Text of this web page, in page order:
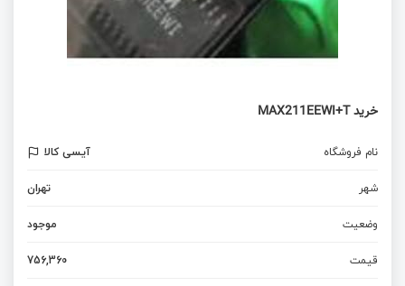
خرید MAX211EEWI+T
نام فروشگاه
آیسی کالا
شهر
تهران
وضعیت
موجود
قیمت
756,360